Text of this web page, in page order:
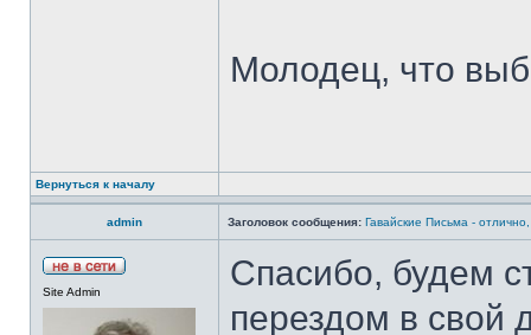
Молодец, что
Вернуться к началу
admin Заголовок сообщения: Гавайские Письма -
Site Admin
Спасибо, будем
перездом в свой